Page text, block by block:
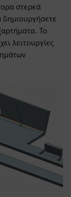
στερεά
δημιουργήσετε
Το
λειτουργίες